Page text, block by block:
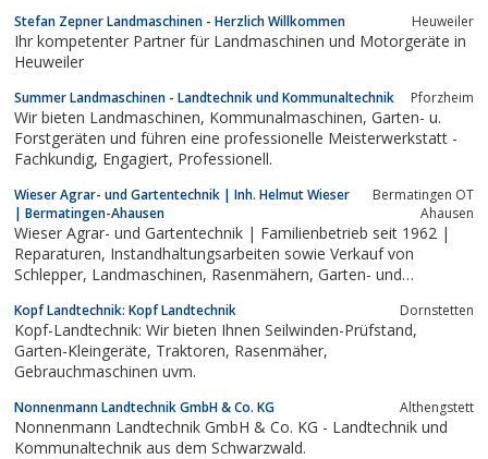
Stefan Zepner Landmaschinen - Herzlich Willkommen Heuweiler
Ihr kompetenter Partner für Landmaschinen und Motorgeräte in
Heuweiler
Summer Landmaschinen - Landtechnik und Kommunaltechnik Pforzheim
Wir bieten Landmaschinen, Kommunalmaschinen, Garten- u.
Forstgeräten und führen eine professionelle Meisterwerkstatt -
Fachkundig, Engagiert, Professionell.
Wieser Agrar- und Gartentechnik | Inh. Helmut Wieser
| Bermatingen-Ahausen
Bermatingen OT
Ahausen
Wieser Agrar- und Gartentechnik | Familienbetrieb seit 1962 |
Reparaturen, Instandhaltungsarbeiten sowie Verkauf von
Schlepper, Landmaschinen, Rasenmähern, Garten- und
Kopf Landtechnik: Kopf Landtechnik Dornstetten
Kopf-Landtechnik: Wir bieten Ihnen Seilwinden-Prüfstand,
Garten-Kleingeräte, Traktoren, Rasenmäher,
Gebrauchmaschinen uvm.
Nonnenmann Landtechnik GmbH & Co. KG Althengstett
Nonnenmann Landtechnik GmbH & Co. KG - Landtechnik und
Kommunaltechnik aus dem Schwarzwald.